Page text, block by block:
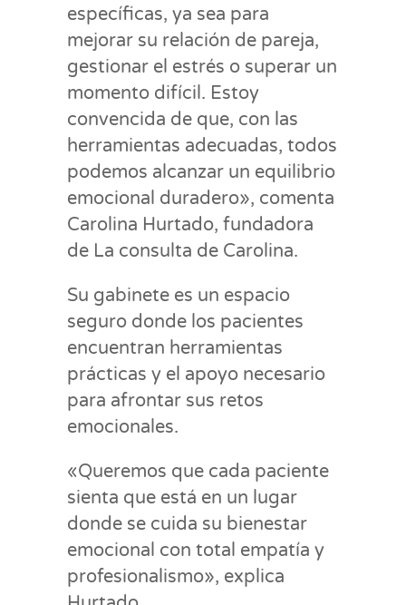
específicas, ya sea para
mejorar su relación de pareja,
gestionar el estrés o superar un
momento difícil. Estoy
convencida de que, con las
herramientas adecuadas, todos
podemos alcanzar un equilibrio
emocional duradero», comenta
Carolina Hurtado, fundadora
de La consulta de Carolina.
Su gabinete es un espacio
seguro donde los pacientes
encuentran herramientas
prácticas y el apoyo necesario
para afrontar sus retos
emocionales.
«Queremos que cada paciente
sienta que está en un lugar
donde se cuida su bienestar
emocional con total empatía y
profesionalismo», explica